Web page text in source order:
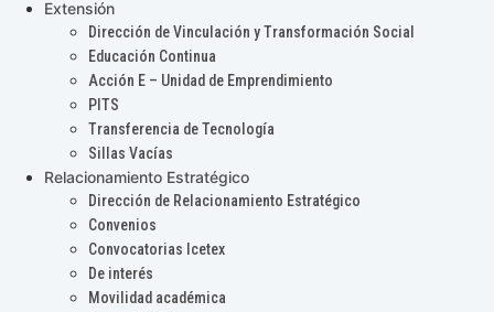
Extensión
Dirección de Vinculación y Transformación Social
Educación Continua
Acción E – Unidad de Emprendimiento
PITS
Transferencia de Tecnología
Sillas Vacías
Relacionamiento Estratégico
Dirección de Relacionamiento Estratégico
Convenios
Convocatorias Icetex
De interés
Movilidad académica